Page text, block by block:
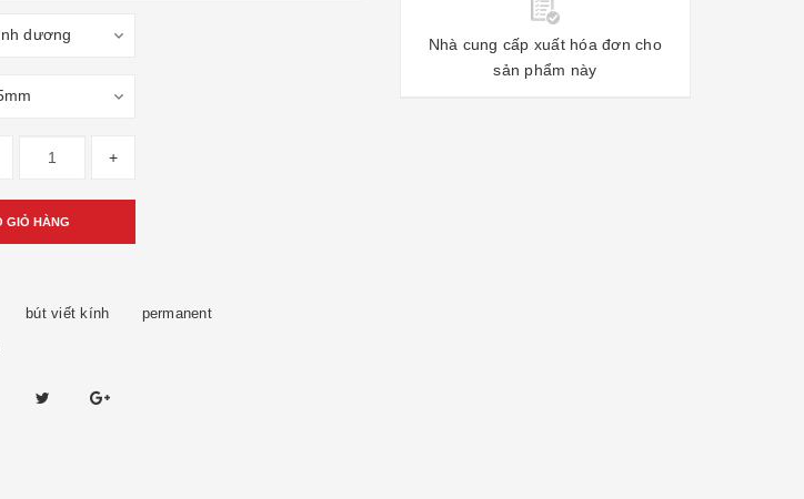
+
GIỎ HÀNG
bút viết kính permanent
Nhà cung cấp xuất hóa đơn cho
sản phẩm này